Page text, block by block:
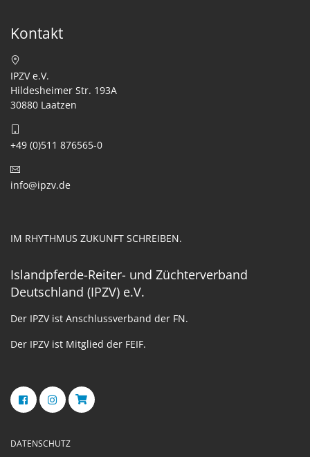
Kontakt
IPZV e.V.
Hildesheimer Str. 193A
30880 Laatzen
+49 (0)511 876565-0
info@ipzv.de
IM RHYTHMUS ZUKUNFT SCHREIBEN.
Islandpferde-Reiter- und Züchterverband
Deutschland (IPZV) e.V.
Der IPZV ist Anschlussverband der FN.
Der IPZV ist Mitglied der FEIF.
DATENSCHUTZ